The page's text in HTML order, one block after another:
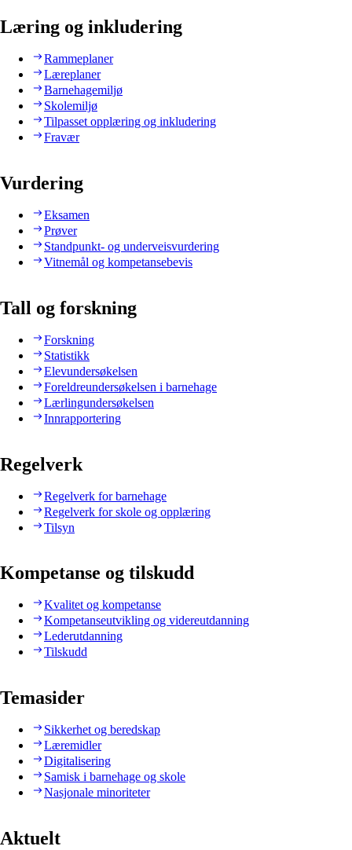
Læring og inkludering
Rammeplaner
Læreplaner
Barnehagemiljø
Skolemiljø
Tilpasset opplæring og inkludering
Fravær
Vurdering
Eksamen
Prøver
Standpunkt- og underveisvurdering
Vitnemål og kompetansebevis
Tall og forskning
Forskning
Statistikk
Elevundersøkelsen
Foreldreundersøkelsen i barnehage
Lærlingundersøkelsen
Innrapportering
Regelverk
Regelverk for barnehage
Regelverk for skole og opplæring
Tilsyn
Kompetanse og tilskudd
Kvalitet og kompetanse
Kompetanseutvikling og videreutdanning
Lederutdanning
Tilskudd
Temasider
Sikkerhet og beredskap
Læremidler
Digitalisering
Samisk i barnehage og skole
Nasjonale minoriteter
Aktuelt